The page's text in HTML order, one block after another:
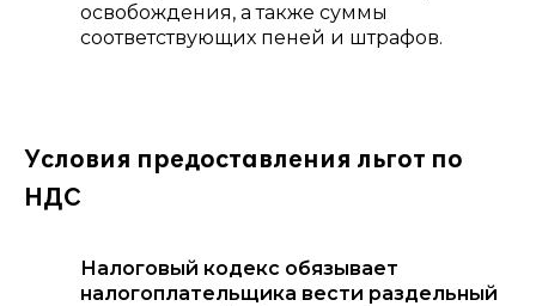
освобождения, а также суммы
соответствующих пеней и штрафов.
Условия предоставления льгот по
НДС
Налоговый кодекс обязывает
налогоплательщика вести раздельный